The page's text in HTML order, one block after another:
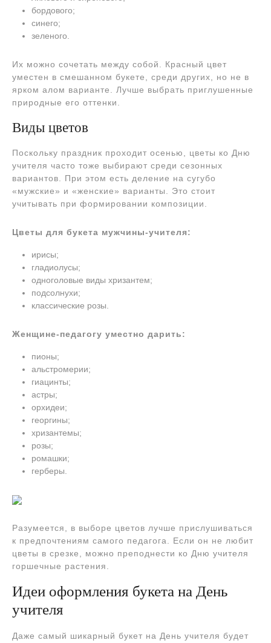
бордового;
синего;
зеленого.
Их можно сочетать между собой. Красный цвет
уместен в смешанном букете, среди других, но не в
ярком алом варианте. Лучше выбрать приглушенные
природные его оттенки.
Виды цветов
Поскольку праздник проходит осенью, цветы ко Дню
учителя часто тоже выбирают среди сезонных
вариантов. При этом есть деление на сугубо
«мужские» и «женские» варианты. Это стоит
учитывать при формировании композиции.
Цветы для букета мужчины-учителя:
ирисы;
гладиолусы;
одноголовые виды хризантем;
подсолнухи;
классические розы.
Женщине-педагогу уместно дарить:
пионы;
альстромерии;
гиацинты;
астры;
орхидеи;
георгины;
хризантемы;
розы;
ромашки;
герберы.
Разумеется, в выборе цветов лучше прислушиваться
к предпочтениям самого педагога. Если он не любит
цветы в срезке, можно преподнести ко Дню учителя
горшечные растения.
Идеи оформления букета на День
учителя
Даже самый шикарный букет на День учителя будет